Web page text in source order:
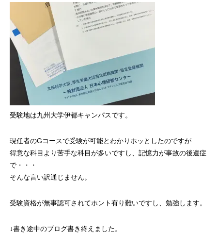
受験地は九州大学伊都キャンパスです。
現任者のGコースで受験が可能とわかりホッとしたのですが
得意な科目より苦手な科目が多いですし、記憶力が事故の後遺症
で・・・
そんな言い訳通じません。
受験資格が無事認可されてホント有り難いですし、勉強します。
↓書き途中のブログ書き終えました。